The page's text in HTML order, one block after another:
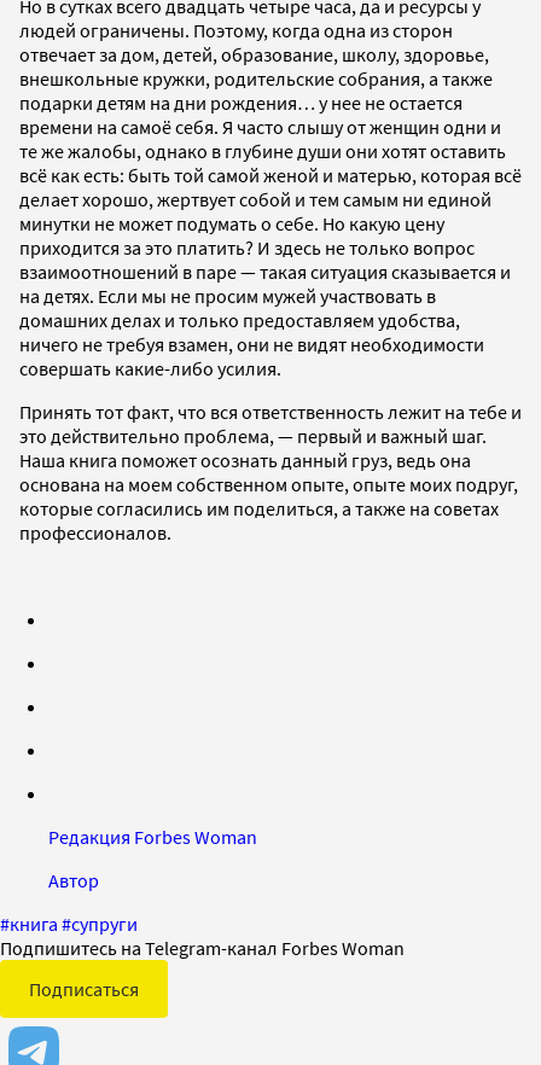
Но в сутках всего двадцать четыре часа, да и ресурсы у
людей ограничены. Поэтому, когда одна из сторон
отвечает за дом, детей, образование, школу, здоровье,
внешкольные кружки, родительские собрания, а также
подарки детям на дни рождения… у нее не остается
времени на самоё себя. Я часто слышу от женщин одни и
те же жалобы, однако в глубине души они хотят оставить
всё как есть: быть той самой женой и матерью, которая всё
делает хорошо, жертвует собой и тем самым ни единой
минутки не может подумать о себе. Но какую цену
приходится за это платить? И здесь не только вопрос
взаимоотношений в паре — такая ситуация сказывается и
на детях. Если мы не просим мужей участвовать в
домашних делах и только предоставляем удобства,
ничего не требуя взамен, они не видят необходимости
совершать какие-либо усилия.
Принять тот факт, что вся ответственность лежит на тебе и
это действительно проблема, — первый и важный шаг.
Наша книга поможет осознать данный груз, ведь она
основана на моем собственном опыте, опыте моих подруг,
которые согласились им поделиться, а также на советах
профессионалов.
Редакция Forbes Woman
Автор
#книга #супруги
Подпишитесь на Telegram-канал Forbes Woman
Подписаться